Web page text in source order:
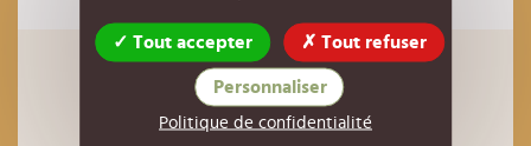
hausse de ruche PLASTIQUE pour cadres
Hoffmann 430x500
Réf : 00PL11
23,00 €HT
Tout accepter Tout refuser
Personnaliser
Politique de confidentialité